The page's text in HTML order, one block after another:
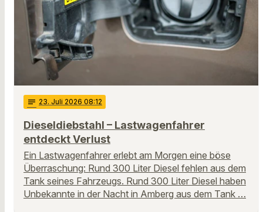
notes 23. Juli 2026 08:12
Dieseldiebstahl – Lastwagenfahrer
entdeckt Verlust
Ein Lastwagenfahrer erlebt am Morgen eine böse
Überraschung: Rund 300 Liter Diesel fehlen aus dem
Tank seines Fahrzeugs. Rund 300 Liter Diesel haben
Unbekannte in der Nacht in Amberg aus dem Tank …